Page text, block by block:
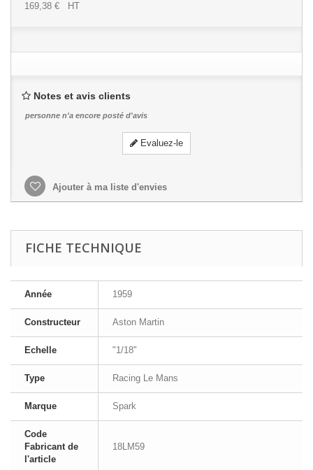
169,38 € HT
Notes et avis clients
personne n'a encore posté d'avis
Evaluez-le
Ajouter à ma liste d'envies
FICHE TECHNIQUE
Année 1959
Constructeur Aston Martin
Echelle "1/18"
Type Racing Le Mans
Marque Spark
Code
Fabricant de
l'article
18LM59